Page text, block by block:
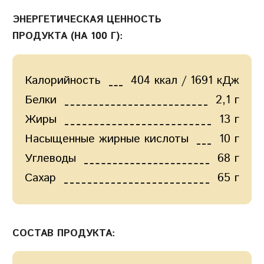
ЭНЕРГЕТИЧЕСКАЯ ЦЕННОСТЬ
ПРОДУКТА (НА 100 Г):
Калорийность
404 ккал / 1691 кДж
Белки
2,1 г
Жиры
13 г
Насыщенные жирные кислоты
10 г
Углеводы
68 г
Сахар
65 г
СОСТАВ ПРОДУКТА: